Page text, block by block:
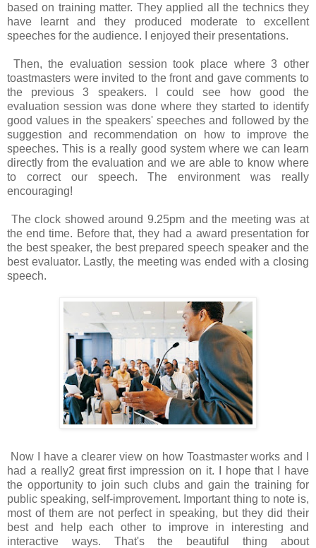
based on training matter. They applied all the technics they
have learnt and they produced moderate to excellent
speeches for the audience. I enjoyed their presentations.
Then, the evaluation session took place where 3 other
toastmasters were invited to the front and gave comments to
the previous 3 speakers. I could see how good the
evaluation session was done where they started to identify
good values in the speakers' speeches and followed by the
suggestion and recommendation on how to improve the
speeches. This is a really good system where we can learn
directly from the evaluation and we are able to know where
to correct our speech. The environment was really
encouraging!
The clock showed around 9.25pm and the meeting was at
the end time. Before that, they had a award presentation for
the best speaker, the best prepared speech speaker and the
best evaluator. Lastly, the meeting was ended with a closing
speech.
Now I have a clearer view on how Toastmaster works and I
had a really2 great first impression on it. I hope that I have
the opportunity to join such clubs and gain the training for
public speaking, self-improvement. Important thing to note is,
most of them are not perfect in speaking, but they did their
best and help each other to improve in interesting and
interactive ways. That's the beautiful thing about